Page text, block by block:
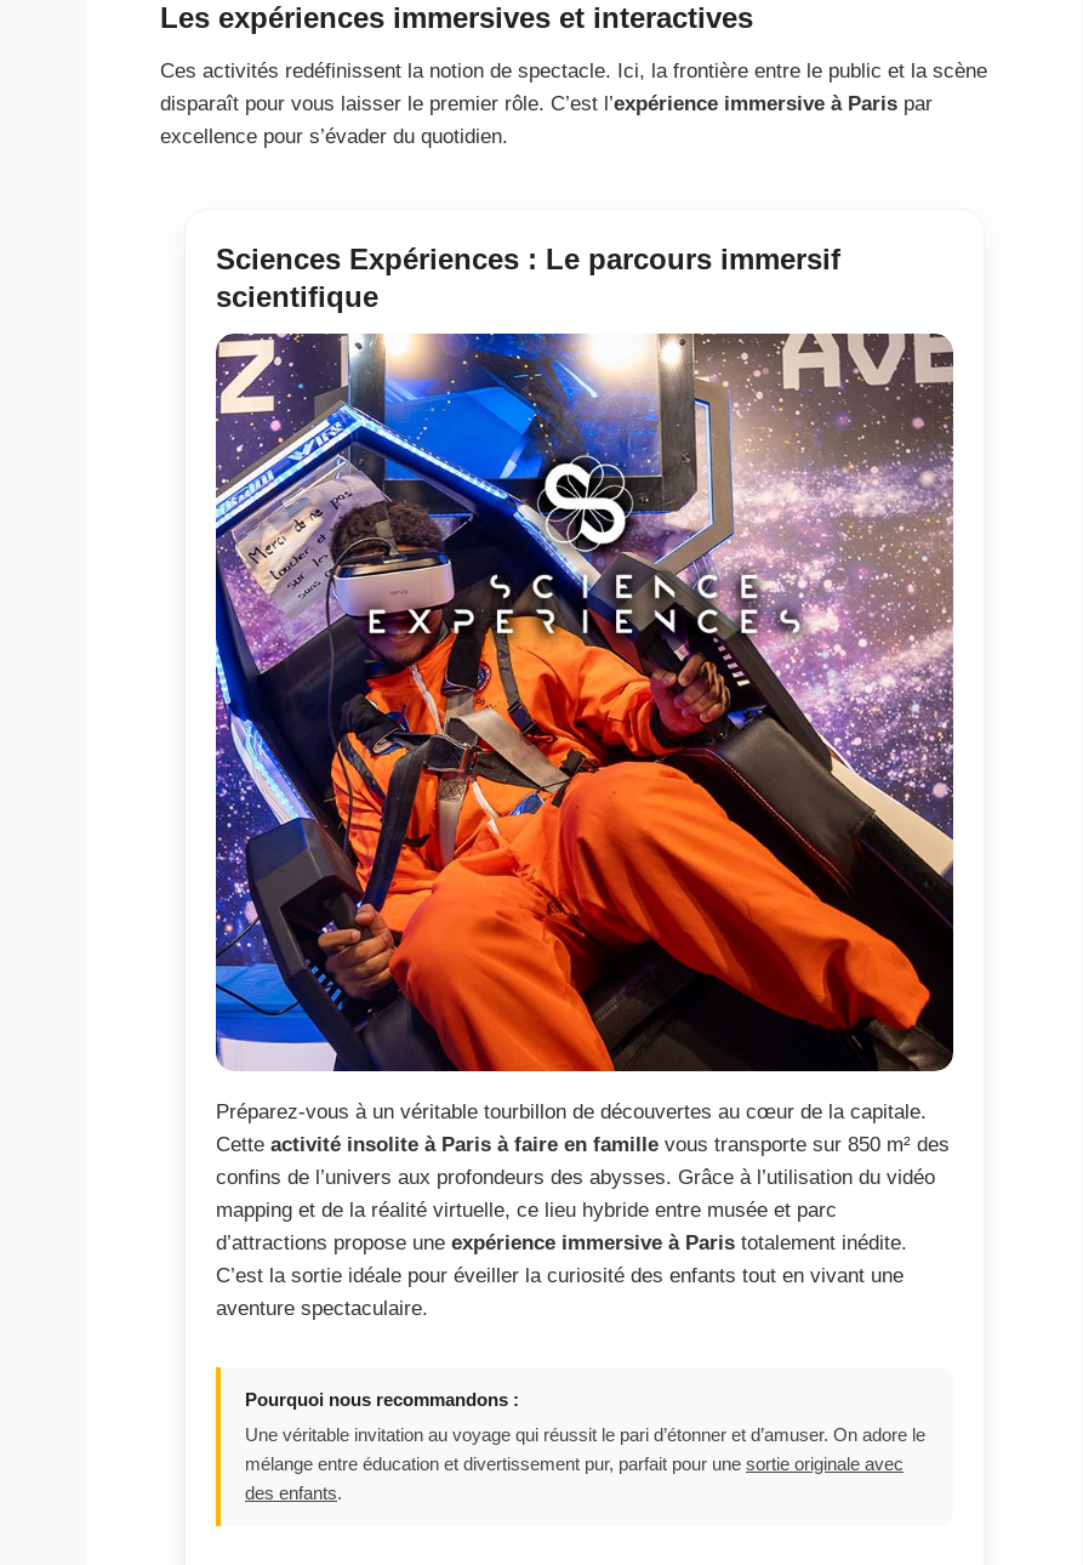
Les expériences immersives et interactives
Ces activités redéfinissent la notion de spectacle. Ici, la frontière entre le public et la scène
disparaît pour vous laisser le premier rôle. C’est l’expérience immersive à Paris par
excellence pour s’évader du quotidien.
Sciences Expériences : Le parcours immersif
scientifique
Préparez-vous à un véritable tourbillon de découvertes au cœur de la capitale.
Cette activité insolite à Paris à faire en famille vous transporte sur 850 m² des
confins de l’univers aux profondeurs des abysses. Grâce à l’utilisation du vidéo
mapping et de la réalité virtuelle, ce lieu hybride entre musée et parc
d’attractions propose une expérience immersive à Paris totalement inédite.
C’est la sortie idéale pour éveiller la curiosité des enfants tout en vivant une
aventure spectaculaire.
Pourquoi nous recommandons :
Une véritable invitation au voyage qui réussit le pari d’étonner et d’amuser. On adore le
mélange entre éducation et divertissement pur, parfait pour une sortie originale avec
des enfants.